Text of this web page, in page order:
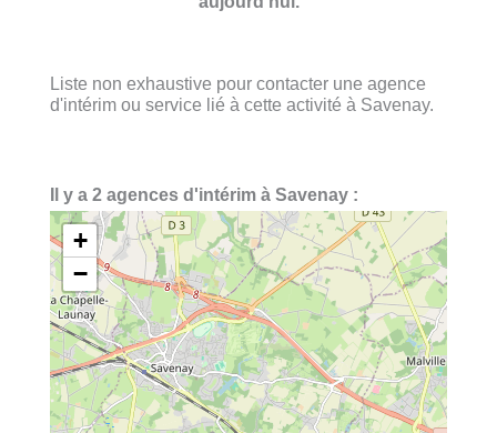
Liste non exhaustive pour contacter une agence
d'intérim ou service lié à cette activité à Savenay.
Il y a 2 agences d'intérim à Savenay :
+
−